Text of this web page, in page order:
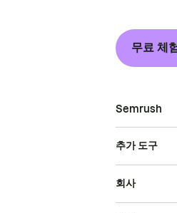
무료 체
Semrush
추가 도구
회사